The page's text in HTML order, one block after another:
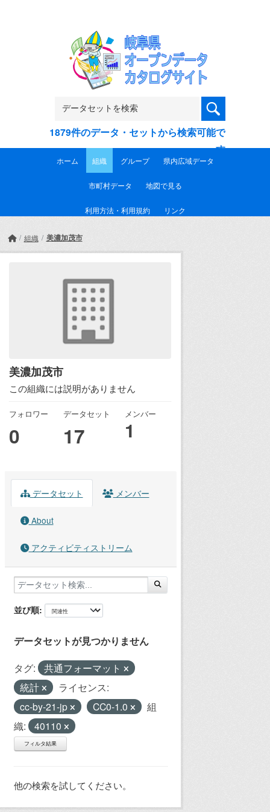
1879件のデータ・セットから検索可能で
す
ホーム 組織 グループ 県内広域データ
市町村データ 地図で見る
利用方法・利用規約 リンク
組織 美濃加茂市
美濃加茂市
この組織には説明がありません
フォロワー
0
データセット
17
メンバー
1
データセット メンバー
About
アクティビティストリーム
並び順
データセットが見つかりません
タグ:
共通フォーマット
統計
ライセンス:
cc-by-21-jp
CC0-1.0
組
織:
40110
フィルタ結果
他の検索を試してください。